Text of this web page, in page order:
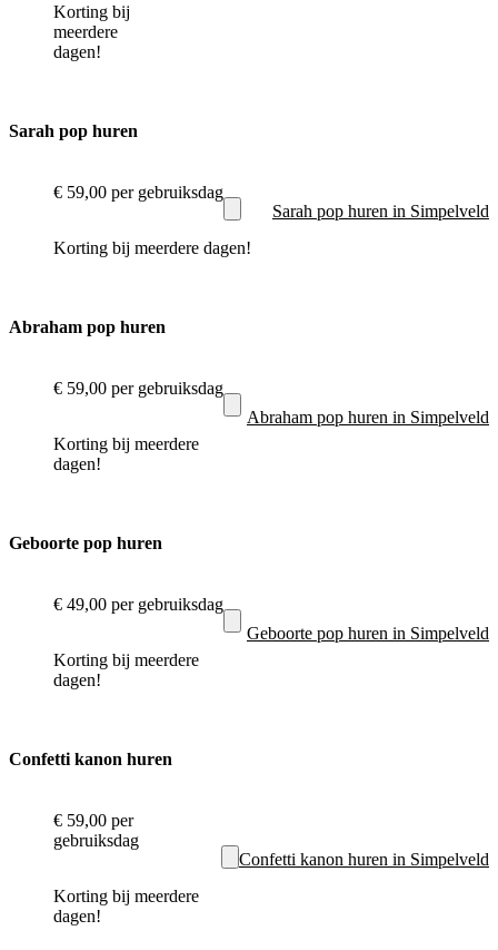
Korting bij
meerdere
dagen!
Sarah pop huren
€ 59,00 per gebruiksdag
Korting bij meerdere dagen!
Sarah pop huren in Simpelveld
Abraham pop huren
€ 59,00 per gebruiksdag
Korting bij meerdere
dagen!
Abraham pop huren in Simpelveld
Geboorte pop huren
€ 49,00 per gebruiksdag
Korting bij meerdere
dagen!
Geboorte pop huren in Simpelveld
Confetti kanon huren
€ 59,00 per
gebruiksdag
Korting bij meerdere
dagen!
Confetti kanon huren in Simpelveld